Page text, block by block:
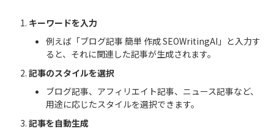
キーワードを入力
例えば「ブログ記事 簡単 作成 SEOWritingAI」と入力す
ると、それに関連した記事が生成されます。
記事のスタイルを選択
ブログ記事、アフィリエイト記事、ニュース記事など、
用途に応じたスタイルを選択できます。
記事を自動生成